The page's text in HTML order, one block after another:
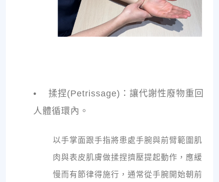
• 揉捏(Petrissage)：讓代謝性廢物重回
人體循環內。
以手掌面跟手指將患處手腕與前臂範圍肌
肉與表皮肌膚做揉捏擠壓提起動作，應緩
慢而有節律得施行，通常從手腕開始朝前